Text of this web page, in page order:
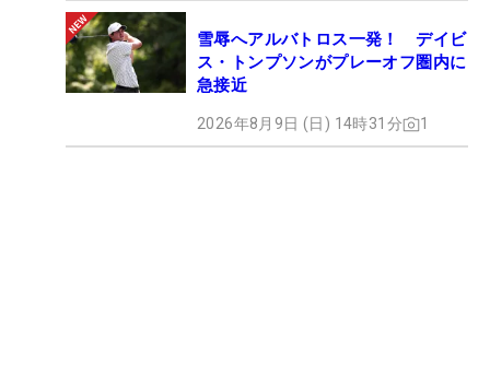
雪辱へアルバトロス一発！ デイビ
ス・トンプソンがプレーオフ圏内に
急接近
2026年8月9日 (日) 14時31分 1